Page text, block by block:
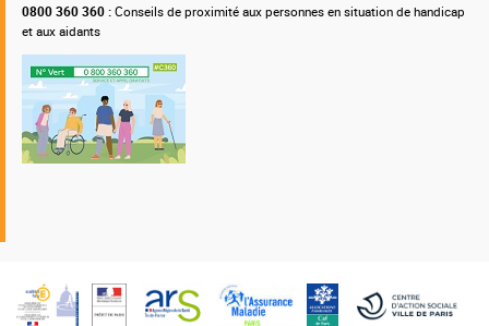
0800 360 360 : Conseils de proximité aux personnes en situation de handicap
et aux aidants
Nos